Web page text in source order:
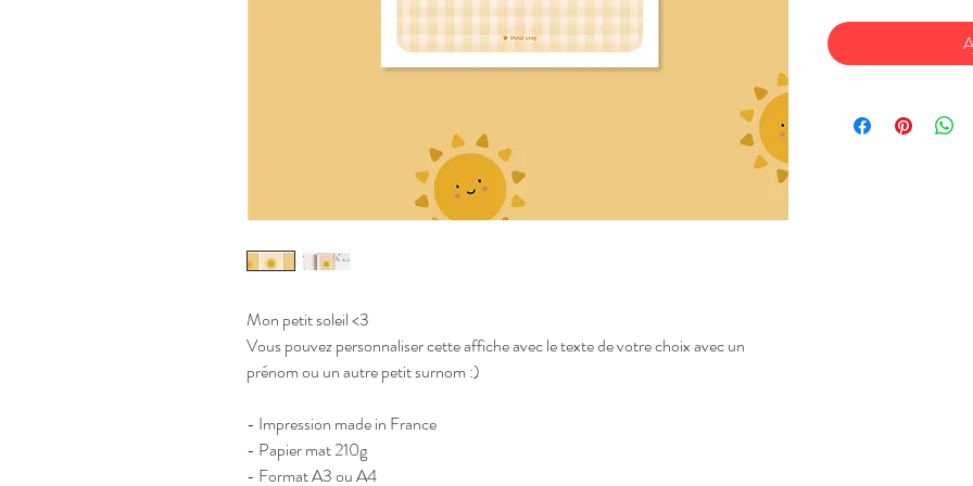
Mon petit soleil <3
Vous pouvez personnaliser cette affiche avec le texte de votre choix avec un
prénom ou un autre petit surnom :)
- Impression made in France
- Papier mat 210g
- Format A3 ou A4